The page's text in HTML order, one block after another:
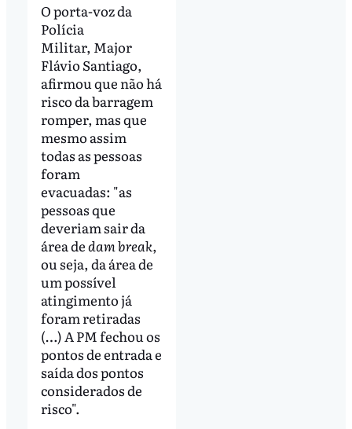
O porta-voz da
Polícia
Militar, Major
Flávio Santiago,
afirmou que não há
risco da barragem
romper, mas que
mesmo assim
todas as pessoas
foram
evacuadas: "as
pessoas que
deveriam sair da
área dedam break,
ou seja, da área de
um possível
atingimento já
foram retiradas
(…) A PM fechou os
pontos de entrada e
saída dos pontos
considerados de
risco".